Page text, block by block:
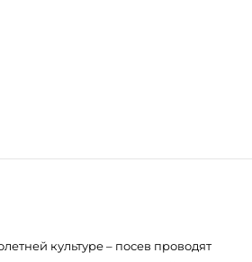
культуре – посев проводят